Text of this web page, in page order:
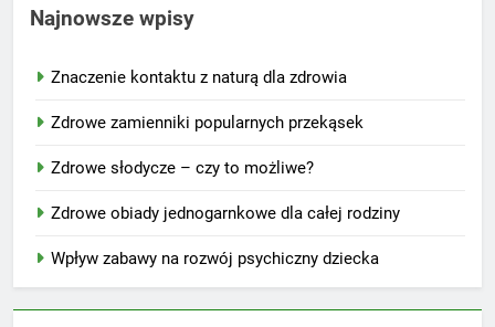
Najnowsze wpisy
Znaczenie kontaktu z naturą dla zdrowia
Zdrowe zamienniki popularnych przekąsek
Zdrowe słodycze – czy to możliwe?
Zdrowe obiady jednogarnkowe dla całej rodziny
Wpływ zabawy na rozwój psychiczny dziecka